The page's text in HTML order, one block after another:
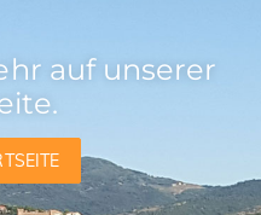
auf unserer